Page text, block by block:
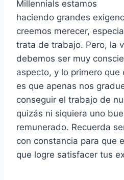
Millennials estamos
haciendo grandes
creemos merecer,
trata de trabajo. Pero, la
debemos ser muy
aspecto, y lo primero
es que apenas nos
conseguir el trabajo de
quizás ni siquiera uno
remunerado. Recuerda
con constancia para que
que logre satisfacer tus